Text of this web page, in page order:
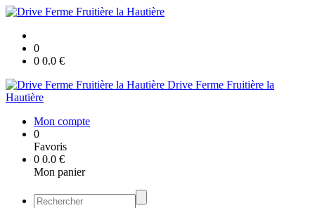
0
0 0.0 €
Drive Ferme Fruitière la
Hautière
Mon compte
0
Favoris
0 0.0 €
Mon panier